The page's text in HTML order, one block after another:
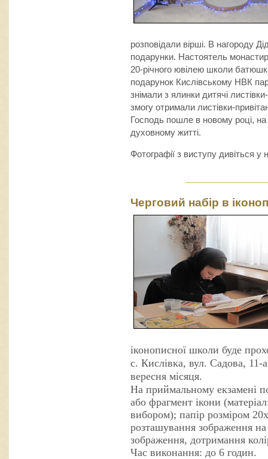
розповідали вірші. В нагороду
подарунки. Настоятель
20-річного ювілею школи
подарунок Кислівському НВК
знімали з ялинки дитячі
змогу отримали листівки-
Господь пошле в новому році,
духовному житті.
Фотографії з виступу дивіться у
Черговий набір в
іконописної школи буде
с. Кислівка, вул. Садова, 11-
вересня місяця.
На приймальному екзамені
або фрагмент ікони
вибором); папір розміром
розташування зображення
зображення, дотримання
Час виконання: до 6 годин.